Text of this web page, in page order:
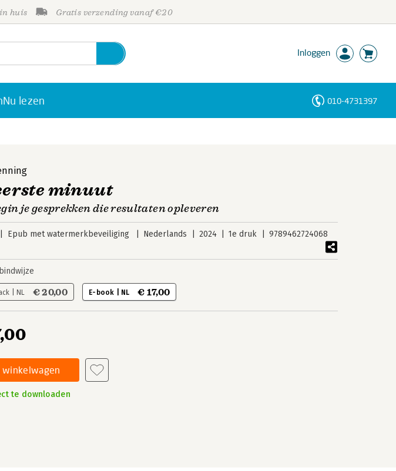
huis Gratis verzending vanaf €20
Inloggen
Nu lezen 010-4731397
minuut
je gesprekken die resultaten opleveren
Epub met watermerkbeveiliging Nederlands 2024 1e druk 9789462724068
| NL € 20,00 E-book | NL € 17,00
winkelwagen
te downloaden
Personen